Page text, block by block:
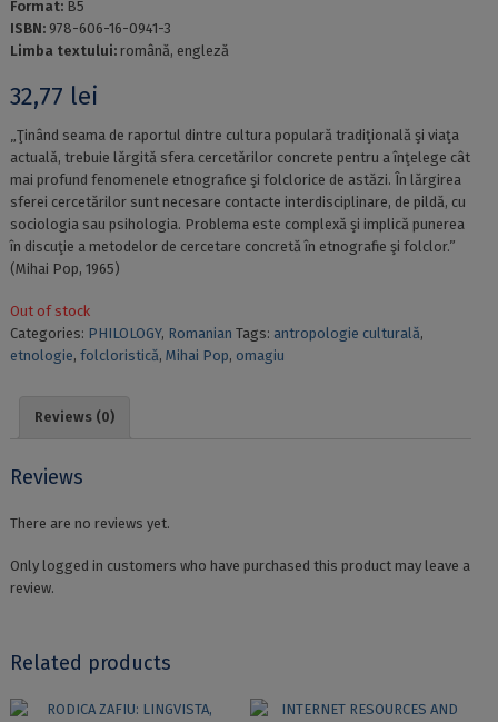
Format: B5
ISBN: 978-606-16-0941-3
Limba textului: română, engleză
32,77 lei
„Ţinând seama de raportul dintre cultura populară tradiţională şi viaţa
actuală, trebuie lărgită sfera cercetărilor concrete pentru a înţelege cât
mai profund fenomenele etnografice şi folclorice de astăzi. În lărgirea
sferei cercetărilor sunt necesare contacte interdisciplinare, de pildă, cu
sociologia sau psihologia. Problema este complexă şi implică punerea
în discuţie a metodelor de cercetare concretă în etnografie şi folclor.”
(Mihai Pop, 1965)
Out of stock
Categories: PHILOLOGY, Romanian Tags: antropologie culturală,
etnologie, folcloristică, Mihai Pop, omagiu
Reviews (0)
Reviews
There are no reviews yet.
Only logged in customers who have purchased this product may leave a
review.
Related products